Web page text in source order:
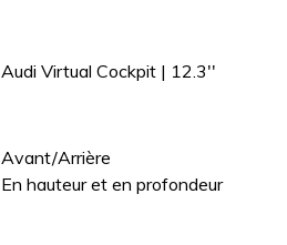
Audi Virtual Cockpit | 12.3''
Avant/Arrière
En hauteur et en profondeur